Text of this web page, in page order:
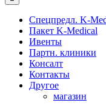
Спецпредл. K-
Пакет K-Medical
Ивенты
Партн. клиники
Консалт
Контакты
Другое
магазин